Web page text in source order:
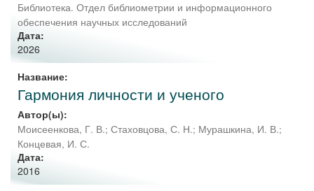
Библиотека. Отдел библиометрии и информационного
обеспечения научных исследований
Дата:
2026
Название:
Гармония личности и ученого
Автор(ы):
Моисеенкова, Г. В.; Стаховцова, С. Н.; Мурашкина, И. В.;
Концевая, И. С.
Дата:
2016